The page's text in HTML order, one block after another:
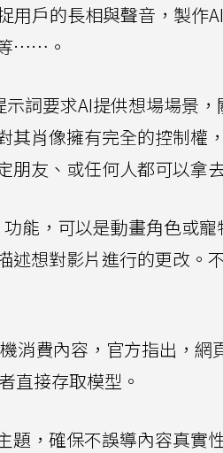
用戶的長相與聲音，製作
……。
詞要求AI提供想場場景
其肖像擁有完全的控制權
友、或任何人都可以拿
能，可以是動畫角色或寵
述想對影片進行的更改。
消費內容，官方指出，網
直接存取模型。
，確保不誤導內容真實